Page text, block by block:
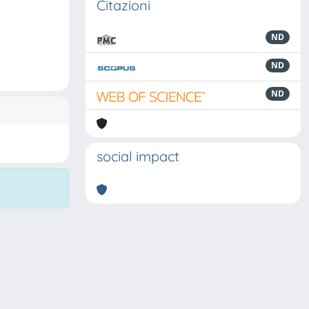
Citazioni
ND
ND
ND
social impact